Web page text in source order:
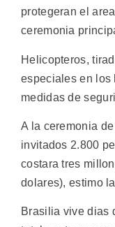
protegeran el
ceremonia
Helicopteros,
especiales en los
medidas de
A la ceremonia
invitados 2.800
costara tres
dolares), estimo
Brasilia vive dias